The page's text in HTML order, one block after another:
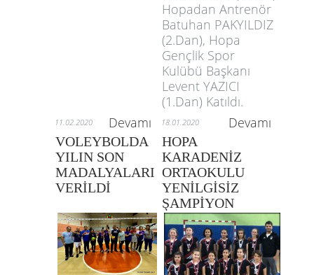
Hopadan Antrenör
Batuhan PAKYILDIZ
(2.Dan), Hopa
Gençlik Spor
Kulübü Başkanı
Levent YAZICI
(1.Dan) Katıldı.
11.02.2020 Devamı 18.01.2020 Devamı
VOLEYBOLDA
YILIN SON
MADALYALARI
VERİLDİ
HOPA
KARADENİZ
ORTAOKULU
YENİLGİSİZ
ŞAMPİYON